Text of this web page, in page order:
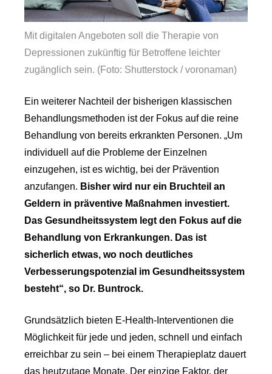
Mit digitalen Angeboten soll die Therapie von
Depressionen zukünftig für Betroffene leichter
zugänglich sein. (Foto: Shutterstock / voronaman)
Ein weiterer Nachteil der bisherigen klassischen
Behandlungsmethoden ist der Fokus auf die reine
Behandlung von bereits erkrankten Personen. „Um
individuell auf die Probleme der Einzelnen
einzugehen, ist es wichtig, bei der Prävention
anzufangen. Bisher wird nur ein Bruchteil an
Geldern in präventive Maßnahmen investiert.
Das Gesundheitssystem legt den Fokus auf die
Behandlung von Erkrankungen. Das ist
sicherlich etwas, wo noch deutliches
Verbesserungspotenzial im Gesundheitssystem
besteht“, so Dr. Buntrock.
Grundsätzlich bieten E-Health-Interventionen die
Möglichkeit für jede und jeden, schnell und einfach
erreichbar zu sein – bei einem Therapieplatz dauert
das heutzutage Monate. Der einzige Faktor, der